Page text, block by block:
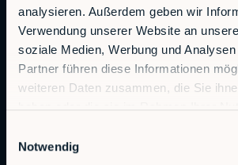
analysieren. Außerdem geben wir
Verwendung unserer Website an
soziale Medien, Werbung und
Partner führen diese Informationen
weiteren Daten zusammen, die Sie
Notwendig
RobCo Inc
404 W Powell Ln C401, Austin, TX
Contact sales